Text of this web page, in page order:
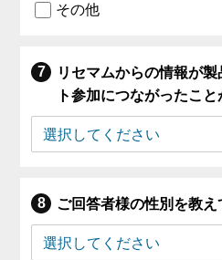
その他
リセマムからの情報が
ト参加につながったこと
ご回答者様の性別を教え